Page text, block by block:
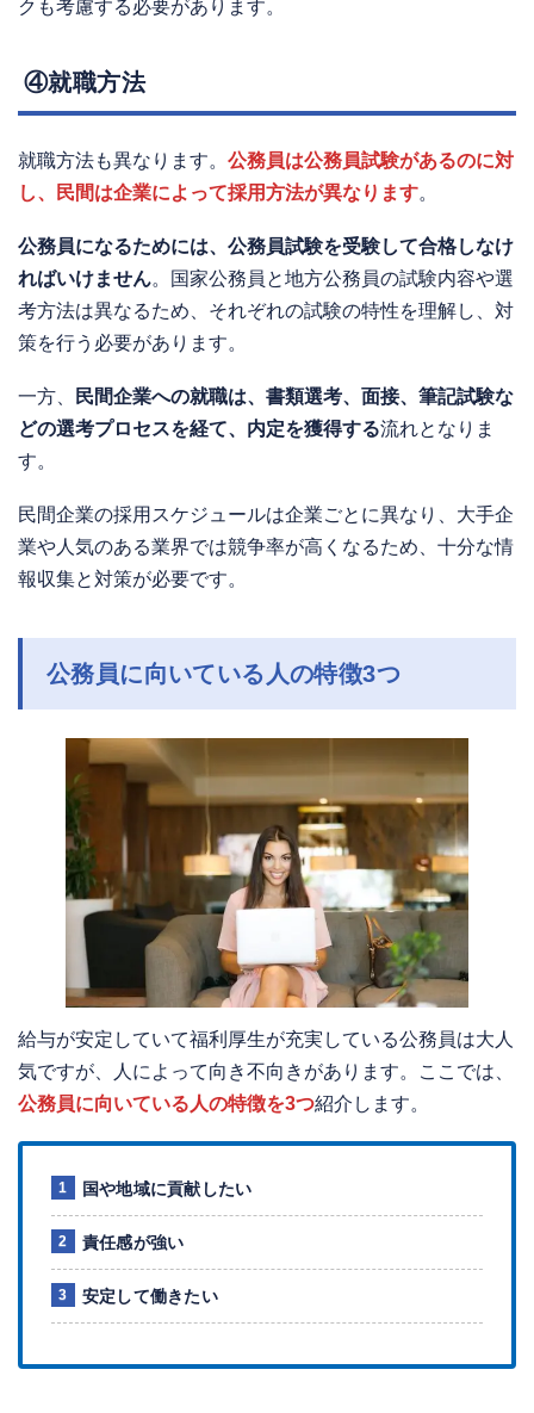
クも考慮する必要があります。
④就職方法
就職方法も異なります。 公務員は公務員試験があるのに対
し、民間は企業によって採用方法が異なります。
公務員になるためには、公務員試験を受験して合格しなけ
ればいけません。国家公務員と地方公務員の試験内容や選
考方法は異なるため、それぞれの試験の特性を理解し、対
策を行う必要があります。
一方、
民間企業への就職は、書類選考、面接、筆記試験な
どの選考プロセスを経て、内定を獲得する流れとなりま
す。
民間企業の採用スケジュールは企業ごとに異なり、大手企
業や人気のある業界では競争率が高くなるため、十分な情
報収集と対策が必要です。
公務員に向いている人の特徴3つ
給与が安定していて福利厚生が充実している公務員は大人
気ですが、人によって向き不向きがあります。ここでは、
公務員に向いている人の特徴を3つ紹介します。
国や地域に貢献したい
責任感が強い
安定して働きたい